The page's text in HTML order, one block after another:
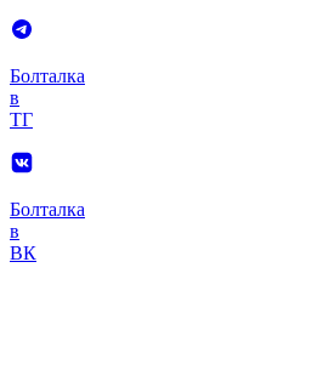
Болталка
в
ТГ
Болталка
в
ВК